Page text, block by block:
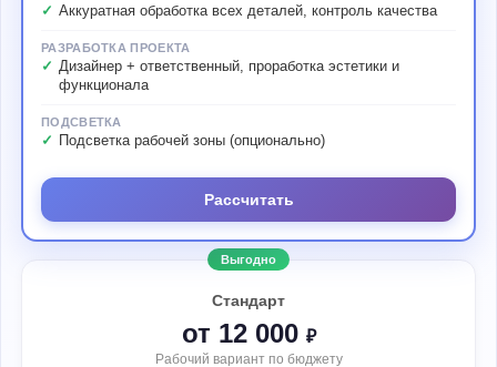
Выгодно
Стандарт
от 12 000 ₽
Рабочий вариант по бюджету
Аккуратная обработка всех деталей, контроль качества
РАЗРАБОТКА ПРОЕКТА
Дизайнер + ответственный, проработка эстетики и
функционала
ПОДСВЕТКА
Подсветка рабочей зоны (опционально)
Рассчитать